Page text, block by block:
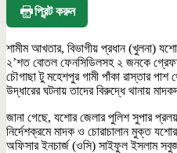
প্রিন্ট করুন
শামীম আখতার, বিভাগীয় প্রধান (খুলনা)
২’শত বোতল ফেনসিডিলসহ ২ জনকে
চৌগাছা টু মহেশপুর গামী পাঁকা রাস্তার
উদ্ধারের ঘটনায় তাদের বিরুদ্ধে থানায়
জানা গেছে, যশোর জেলার পুলিশ সুপার
নির্দেশক্রমে মাদক ও চোরাচালান মুক্ত
অফিসার ইনচার্জ (ওসি) সাইফুল ইসলাম সবুজ